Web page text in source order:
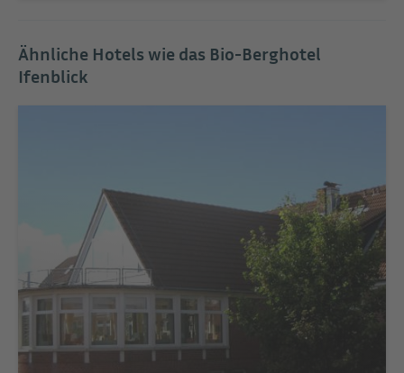
Ähnliche Hotels wie das Bio-Berghotel
Ifenblick